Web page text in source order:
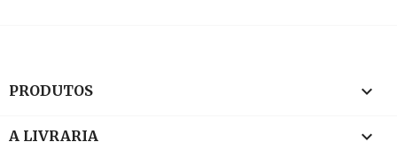
PRODUTOS 
A LIVRARIA 